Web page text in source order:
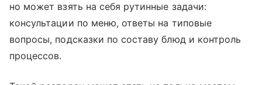
но может взять на себя рутинные задачи:
консультации по меню, ответы на типовые
вопросы, подсказки по составу блюд и контроль
процессов.